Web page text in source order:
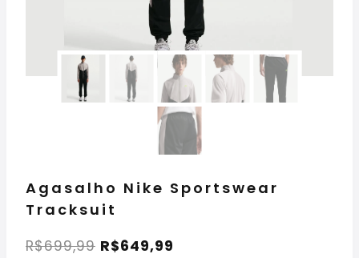
Agasalho Nike Sportswear
Tracksuit
R$699,99 R$649,99